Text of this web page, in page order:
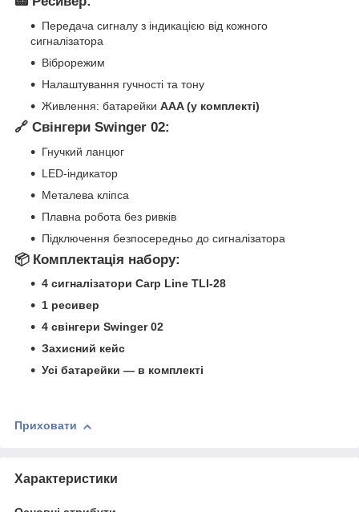
Передача сигналу з індикацією від кожного
сигналізатора
Віброрежим
Налаштування гучності та тону
Живлення: батарейки AAA (у комплекті)
🔗 Свінгери Swinger 02:
Гнучкий ланцюг
LED-індикатор
Металева кліпса
Плавна робота без ривків
Підключення безпосередньо до сигналізатора
📦 Комплектація набору:
4 сигналізатори Carp Line TLI-28
1 ресивер
4 свінгери Swinger 02
Захисний кейс
Усі батарейки — в комплекті
Приховати
Характеристики